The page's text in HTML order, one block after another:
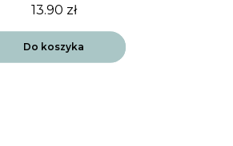
13.90 zł
Do koszyka